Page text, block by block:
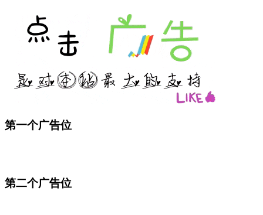
第一个广告位
第二个广告位